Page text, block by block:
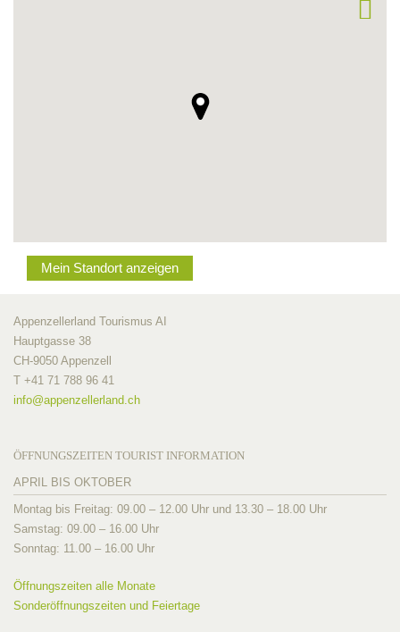
Mein Standort anzeigen
Appenzellerland Tourismus AI
Hauptgasse 38
CH-9050 Appenzell
T +41 71 788 96 41
info@appenzellerland.ch
ÖFFNUNGSZEITEN TOURIST INFORMATION
APRIL BIS OKTOBER
Montag bis Freitag: 09.00 – 12.00 Uhr und 13.30 – 18.00 Uhr
Samstag: 09.00 – 16.00 Uhr
Sonntag: 11.00 – 16.00 Uhr
Öffnungszeiten alle Monate
Sonderöffnungszeiten und Feiertage